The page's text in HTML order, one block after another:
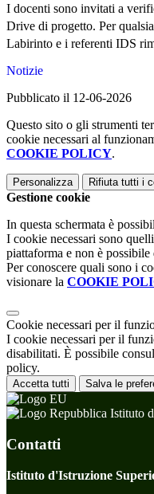
I docenti sono invitati a
Drive di progetto. Per
Labirinto e i referenti IDS
Notizie
Pubblicato il 12-06-2026
Questo sito o gli strumenti
cookie necessari al
COOKIE POLICY.
Personalizza Rifiuta tutti i
Gestione cookie
In questa schermata è
I cookie necessari sono
piattaforma e non è
Per conoscere quali sono i
visionare la COOKIE
Cookie necessari per il
I cookie necessari per il
disabilitati. È possibile
policy.
Accetta tutti Salva le
Istituto
Contatti
Istituto d'Istruzione